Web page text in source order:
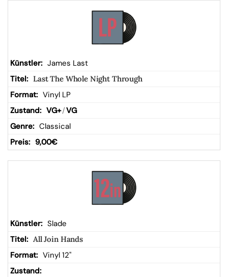
kor
b
James Last
Last The Whole Night Through
Vinyl LP
VG+/VG
Classical
9,00€
Slade
All Join Hands
Vinyl 12"